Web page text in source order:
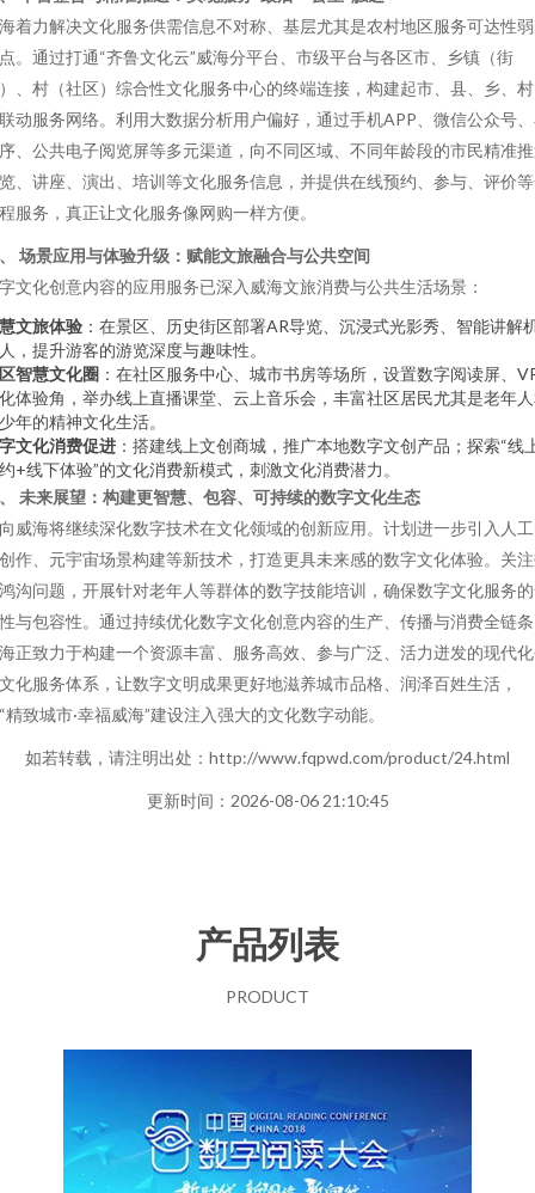
着力解决文化服务供需信息不对称、基层尤其是农村地区服务可达性
。通过打通“齐鲁文化云”威海分平台、市级平台与各区市、乡镇（街
、村（社区）综合性文化服务中心的终端连接，构建起市、县、乡、
动服务网络。利用大数据分析用户偏好，通过手机APP、微信公众号
、公共电子阅览屏等多元渠道，向不同区域、不同年龄段的市民精准
、讲座、演出、培训等文化服务信息，并提供在线预约、参与、评价
服务，真正让文化服务像网购一样方便。
场景应用与体验升级：赋能文旅融合与公共空间
文化创意内容的应用服务已深入威海文旅消费与公共生活场景：
文旅体验 ：在景区、历史街区部署AR导览、沉浸式光影秀、智能讲解
，提升游客的游览深度与趣味性。
智慧文化圈 ：在社区服务中心、城市书房等场所，设置数字阅读屏、
体验角，举办线上直播课堂、云上音乐会，丰富社区居民尤其是老年
年的精神文化生活。
文化消费促进 ：搭建线上文创商城，推广本地数字文创产品；探索“线
+线下体验”的文化消费新模式，刺激文化消费潜力。
未来展望：构建更智慧、包容、可持续的数字文化生态
威海将继续深化数字技术在文化领域的创新应用。计划进一步引入人
作、元宇宙场景构建等新技术，打造更具未来感的数字文化体验。关
沟问题，开展针对老年人等群体的数字技能培训，确保数字文化服务
与包容性。通过持续优化数字文化创意内容的生产、传播与消费全链
正致力于构建一个资源丰富、服务高效、参与广泛、活力迸发的现代
化服务体系，让数字文明成果更好地滋养城市品格、润泽百姓生活，
精致城市·幸福威海”建设注入强大的文化数字动能。
如若转载，请注明出处：http://www.fqpwd.com/product/24.html
更新时间：2026-08-06 21:10:45
产品列表
PRODUCT